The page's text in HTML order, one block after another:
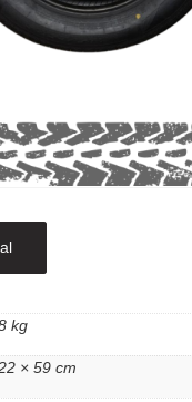
kg
× 59 cm